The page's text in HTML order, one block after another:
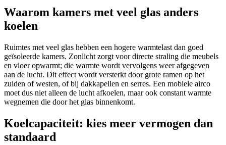
Waarom kamers met veel glas anders
koelen
Ruimtes met veel glas hebben een hogere warmtelast dan goed
geïsoleerde kamers. Zonlicht zorgt voor directe straling die meubels
en vloer opwarmt; die warmte wordt vervolgens weer afgegeven
aan de lucht. Dit effect wordt versterkt door grote ramen op het
zuiden of westen, of bij dakkapellen en serres. Een mobiele airco
moet dus niet alleen de lucht afkoelen, maar ook constant warmte
wegnemen die door het glas binnenkomt.
Koelcapaciteit: kies meer vermogen dan
standaard